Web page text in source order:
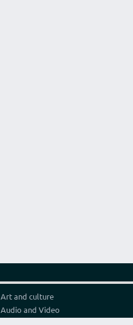
Art and culture
Audio and Video